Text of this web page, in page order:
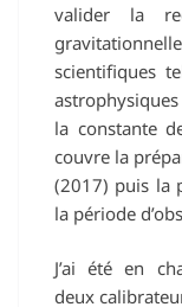
valider la
scientifiques
la constante
couvre la
(2017) puis la
la période
J’ai été en
deux